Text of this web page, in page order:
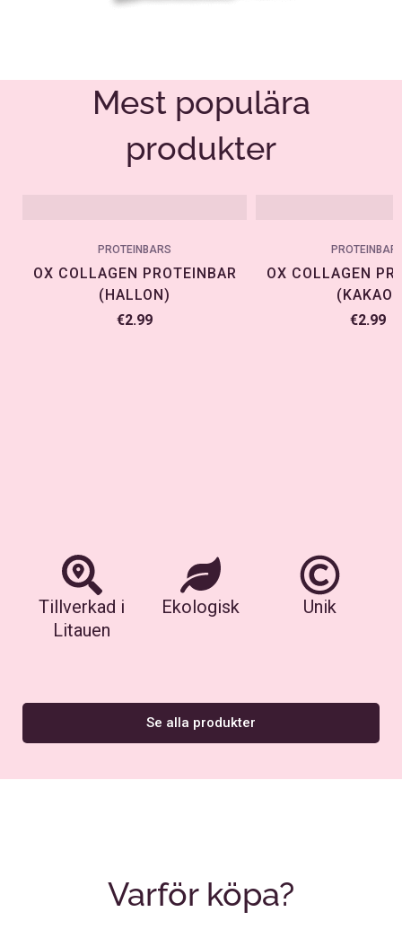
Mest populära
produkter
PROTEINBARS
OX COLLAGEN PROTEINBAR
(HALLON)
€2.99
OX COLLAGEN
(KAKAO)
€2.99
Tillverkad i
Litauen
Ekologisk Unik
Se alla produkter
Varför köpa?